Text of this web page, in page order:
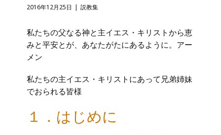
2016年12月25日 説教集
私たちの父なる神と主イエス・キリストから恵
みと平安とが、あなたがたにあるように。アー
メン
私たちの主イエス・キリストにあって兄弟姉妹
でおられる皆様
１．はじめに